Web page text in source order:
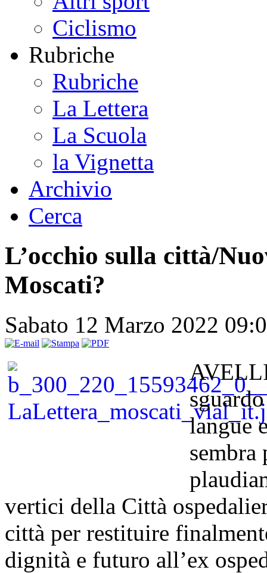
Ciclismo
Rubriche
Rubriche
La Lettera
La Scuola
la Vignetta
Archivio
Cerca
L’occhio sulla città/
Moscati?
Sabato 12 Marzo 2022
langue
sembra
vertici della Città
città per restituire
dignità e futuro all’ex